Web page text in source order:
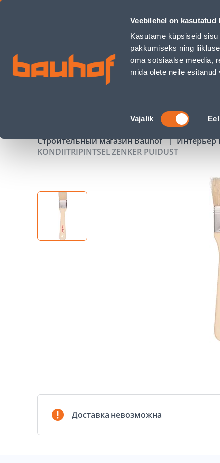
Veebilehel on kasutatud
Kasutame küpsiseid
pakkumiseks ning
oma sotsiaalse meedia,
mida olete neile
Nõusoleku
valik
Vajalik
KONDIITRIPINTSEL ZENKER PUIDUST - Bauhof has loaded
Обслуживание бизнес-клиентов
АКЦИИ
Строительный магазин Bauhof Интерьер
KONDIITRIPINTSEL ZENKER PUIDUST
Доставка невозможна